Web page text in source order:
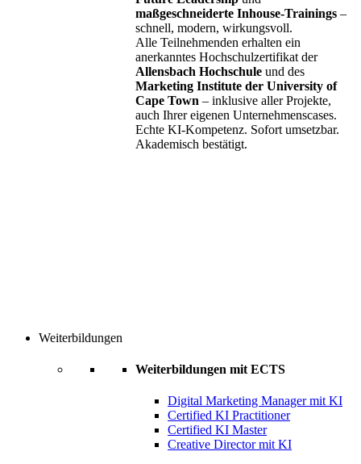
maßgeschneiderte Inhouse-Trainings –
schnell, modern, wirkungsvoll.
Alle Teilnehmenden erhalten ein
anerkanntes Hochschulzertifikat der
Allensbach Hochschule und des
Marketing Institute der University of
Cape Town – inklusive aller Projekte,
auch Ihrer eigenen Unternehmenscases.
Echte KI-Kompetenz. Sofort umsetzbar.
Akademisch bestätigt.
Weiterbildungen
Weiterbildungen mit ECTS
Digital Marketing Manager mit KI
Certified KI Practitioner
Certified KI Master
Creative Director mit KI